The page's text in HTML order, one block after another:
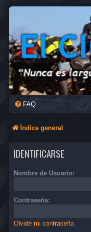
FAQ
Índice general
IDENTIFICARSE
Nombre de Usuario:
Contraseña:
Olvidé mi contraseña